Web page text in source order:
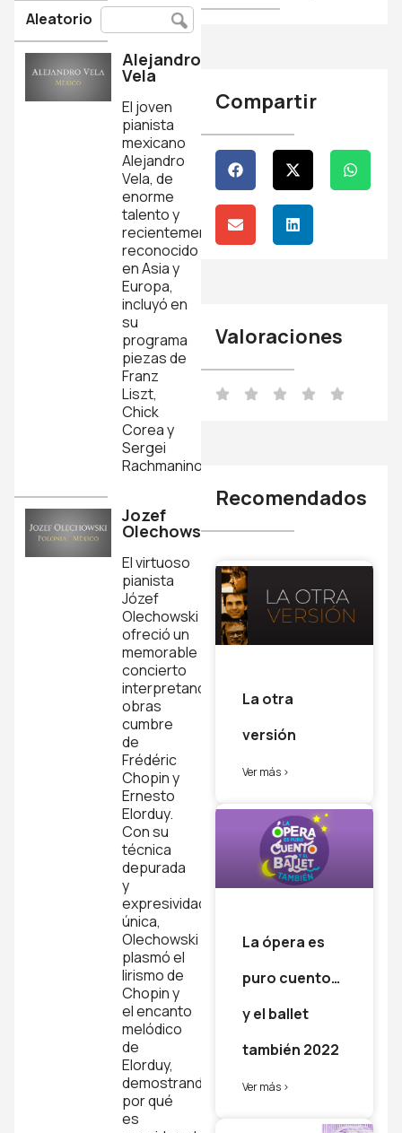
Aleatorio
Alejandro
Vela
El joven
pianista
mexicano
Alejandro
Vela, de
enorme
talento y
recientemente
reconocido
en Asia y
Europa,
incluyó en
su
programa
piezas de
Franz
Liszt,
Chick
Corea y
Sergei
Rachmaninoff.
Jozef
Olechowski
El virtuoso
pianista
Józef
Olechowski
ofreció un
memorable
concierto
interpretando
obras
cumbre
de
Frédéric
Chopin y
Ernesto
Elorduy.
Con su
técnica
depurada
y
expresividad
única,
Olechowski
plasmó el
lirismo de
Chopin y
el encanto
melódico
de
Elorduy,
demostrando
por qué
es
Tableaux,
Opus
39.
Capítulo
Études-
Tableaux,
Fuoco
mayor
Sergei
Capítulo
menor
Sergei
Capítulo
Tableaux,
33.
en Do
sostenido
Compartir
Valoraciones
Recomendados
La otra
versión
Ver más >
La ópera es
puro cuento…
y el ballet
también 2022
Ver más >